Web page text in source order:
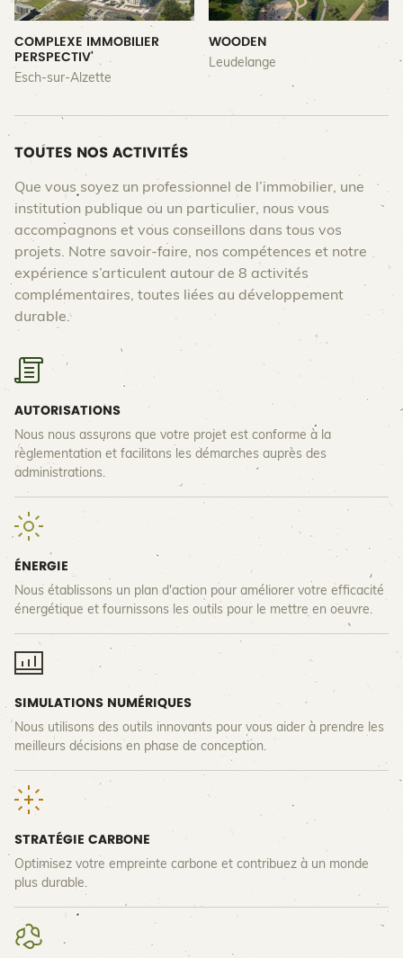
COMPLEXE IMMOBILIER
PERSPECTIV'
Esch-sur-Alzette
WOODEN
Leudelange
TOUTES NOS ACTIVITÉS
Que vous soyez un professionnel de l’immobilier, une
institution publique ou un particulier, nous vous
accompagnons et vous conseillons dans tous vos
projets. Notre savoir-faire, nos compétences et notre
expérience s’articulent autour de 8 activités
complémentaires, toutes liées au développement
durable.
AUTORISATIONS
Nous nous assurons que votre projet est conforme à la
règlementation et facilitons les démarches auprès des
administrations.
ÉNERGIE
Nous établissons un plan d'action pour améliorer votre efficacité
énergétique et fournissons les outils pour le mettre en oeuvre.
SIMULATIONS NUMÉRIQUES
Nous utilisons des outils innovants pour vous aider à prendre les
meilleurs décisions en phase de conception.
STRATÉGIE CARBONE
Optimisez votre empreinte carbone et contribuez à un monde
plus durable.